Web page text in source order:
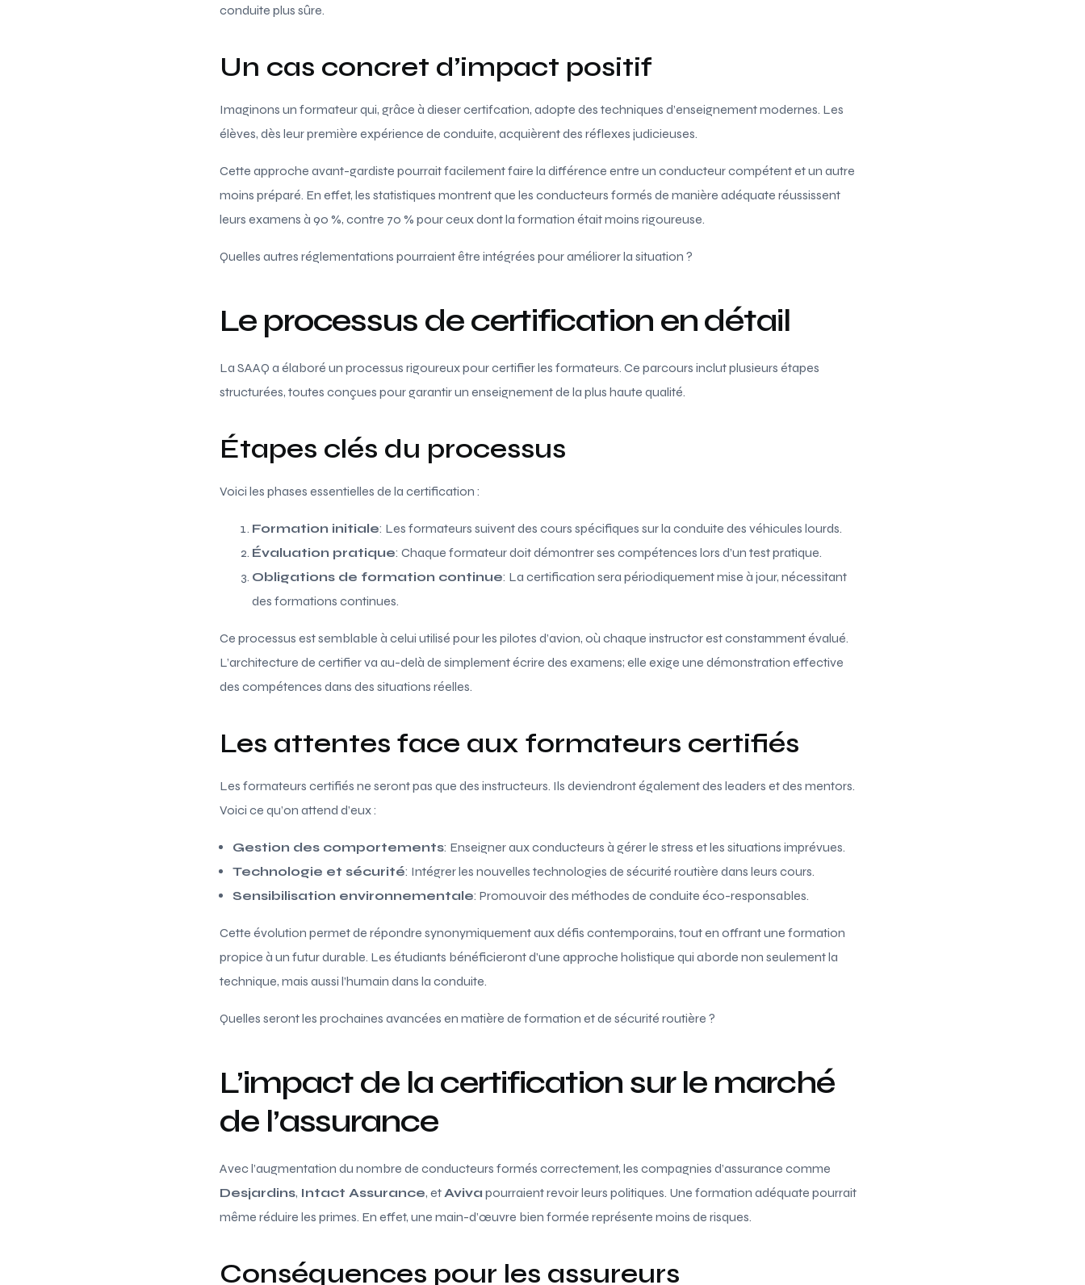
conduite plus sûre.
Un cas concret d’impact positif
Imaginons un formateur qui, grâce à dieser certifcation, adopte des techniques d’enseignement modernes. Les
élèves, dès leur première expérience de conduite, acquièrent des réflexes judicieuses.
Cette approche avant-gardiste pourrait facilement faire la différence entre un conducteur compétent et un autre
moins préparé. En effet, les statistiques montrent que les conducteurs formés de manière adéquate réussissent
leurs examens à 90 %, contre 70 % pour ceux dont la formation était moins rigoureuse.
Quelles autres réglementations pourraient être intégrées pour améliorer la situation ?
Le processus de certification en détail
La SAAQ a élaboré un processus rigoureux pour certifier les formateurs. Ce parcours inclut plusieurs étapes
structurées, toutes conçues pour garantir un enseignement de la plus haute qualité.
Étapes clés du processus
Voici les phases essentielles de la certification :
Formation initiale: Les formateurs suivent des cours spécifiques sur la conduite des véhicules lourds.
Évaluation pratique: Chaque formateur doit démontrer ses compétences lors d’un test pratique.
Obligations de formation continue: La certification sera périodiquement mise à jour, nécessitant
des formations continues.
Ce processus est semblable à celui utilisé pour les pilotes d’avion, où chaque instructor est constamment évalué.
L’architecture de certifier va au-delà de simplement écrire des examens; elle exige une démonstration effective
des compétences dans des situations réelles.
Les attentes face aux formateurs certifiés
Les formateurs certifiés ne seront pas que des instructeurs. Ils deviendront également des leaders et des mentors.
Voici ce qu’on attend d’eux :
Gestion des comportements: Enseigner aux conducteurs à gérer le stress et les situations imprévues.
Technologie et sécurité: Intégrer les nouvelles technologies de sécurité routière dans leurs cours.
Sensibilisation environnementale: Promouvoir des méthodes de conduite éco-responsables.
Cette évolution permet de répondre synonymiquement aux défis contemporains, tout en offrant une formation
propice à un futur durable. Les étudiants bénéficieront d’une approche holistique qui aborde non seulement la
technique, mais aussi l’humain dans la conduite.
Quelles seront les prochaines avancées en matière de formation et de sécurité routière ?
L’impact de la certification sur le marché
de l’assurance
Avec l’augmentation du nombre de conducteurs formés correctement, les compagnies d’assurance comme
Desjardins, Intact Assurance, et Aviva pourraient revoir leurs politiques. Une formation adéquate pourrait
même réduire les primes. En effet, une main-d’œuvre bien formée représente moins de risques.
Conséquences pour les assureurs